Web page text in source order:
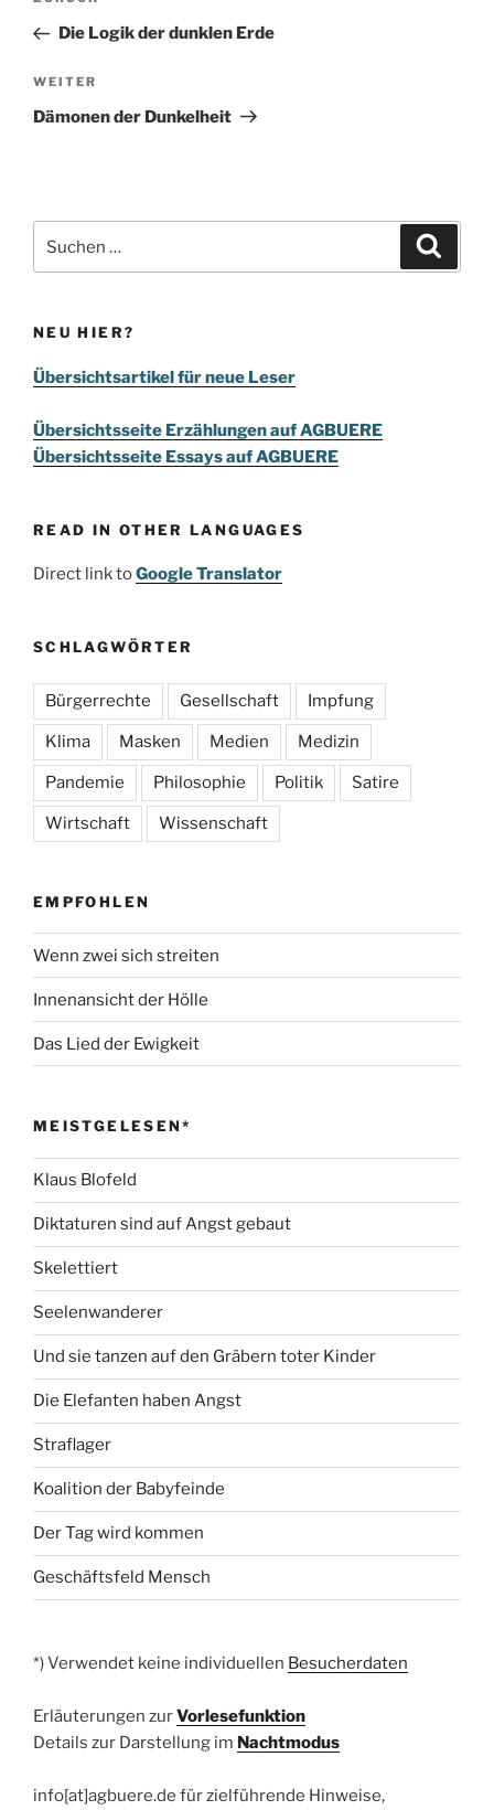
Beitrag
Die Logik der dunklen Erde
Nächster
Beitrag
WEITER
Dämonen der Dunkelheit
nach:
NEU HIER?
Übersichtsartikel für neue Leser
Übersichtsseite Erzählungen auf AGBUERE
Übersichtsseite Essays auf AGBUERE
READ IN OTHER LANGUAGES
Direct link toGoogle Translator
SCHLAGWÖRTER
Bürgerrechte Gesellschaft Impfung
Klima Masken Medien Medizin
Pandemie Philosophie Politik Satire
Wirtschaft Wissenschaft
EMPFOHLEN
Wenn zwei sich streiten
Innenansicht der Hölle
Das Lied der Ewigkeit
MEISTGELESEN*
Klaus Blofeld
Diktaturen sind auf Angst gebaut
Skelettiert
Seelenwanderer
Und sie tanzen auf den Gräbern toter Kinder
Die Elefanten haben Angst
Straflager
Koalition der Babyfeinde
Der Tag wird kommen
Geschäftsfeld Mensch
*) Verwendet keine individuellen Besucherdaten
Erläuterungen zurVorlesefunktion
Details zur Darstellung im Nachtmodus
info[at]agbuere.de für zielführende Hinweise,